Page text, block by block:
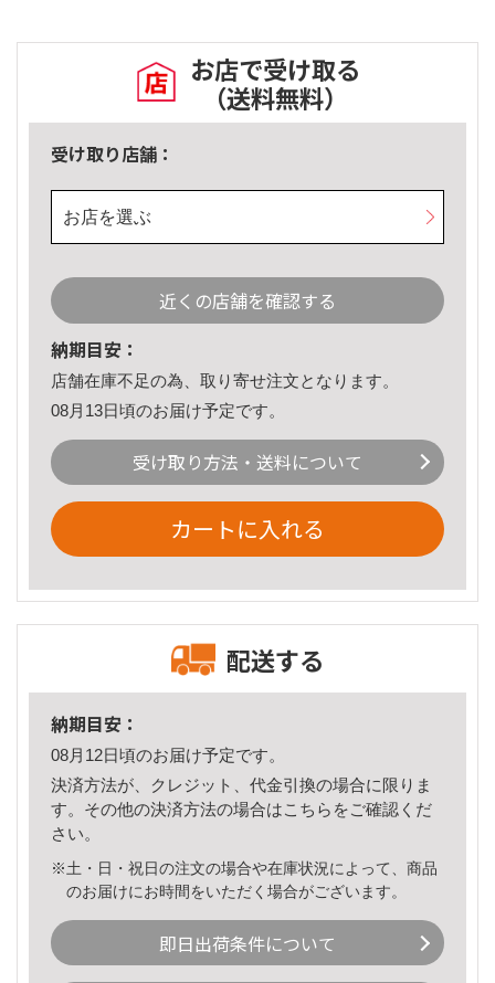
お店で受け取る
（送料無料）
受け取り店舗：
お店を選ぶ
近くの店舗を確認する
納期目安：
店舗在庫不足の為、取り寄せ注文となります。
08月13日頃のお届け予定です。
受け取り方法・送料について
カートに入れる
配送する
納期目安：
08月12日頃のお届け予定です。
決済方法が、クレジット、代金引換の場合に限りま
す。その他の決済方法の場合はこちら をご確認くだ
さい。
※土・日・祝日の注文の場合や在庫状況によって、商品
のお届けにお時間をいただく場合がございます。
即日出荷条件について